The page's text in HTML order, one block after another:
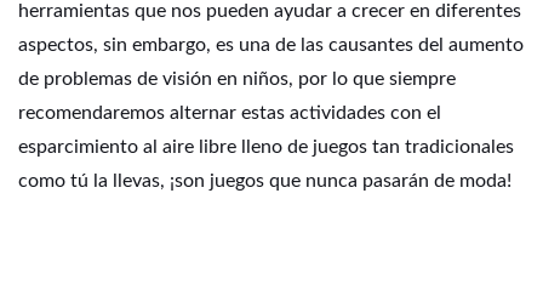
herramientas que nos pueden ayudar a crecer en diferentes
aspectos, sin embargo, es una de las causantes del aumento
de problemas de visión en niños, por lo que siempre
recomendaremos alternar estas actividades con el
esparcimiento al aire libre lleno de juegos tan tradicionales
como tú la llevas, ¡son juegos que nunca pasarán de moda!